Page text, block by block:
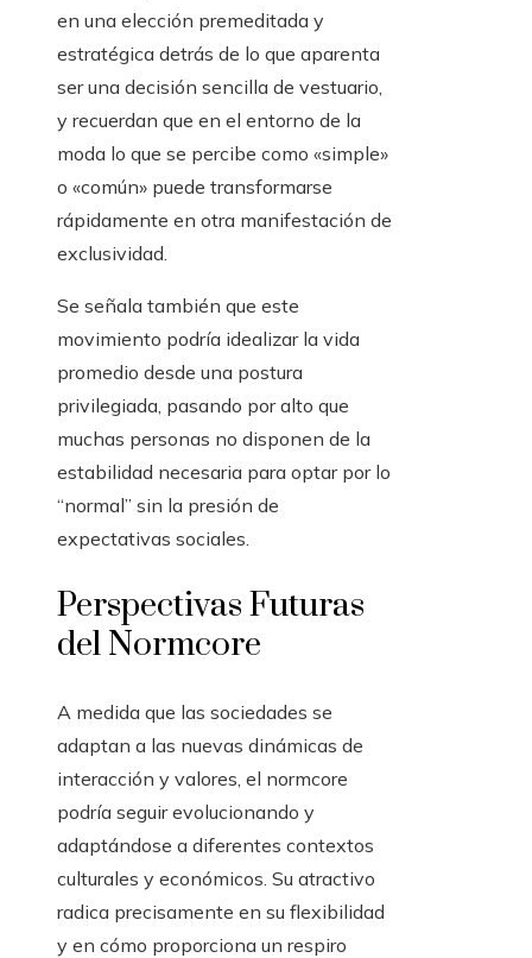
en una elección premeditada y
estratégica detrás de lo que aparenta
ser una decisión sencilla de vestuario,
y recuerdan que en el entorno de la
moda lo que se percibe como «simple»
o «común» puede transformarse
rápidamente en otra manifestación de
exclusividad.
Se señala también que este
movimiento podría idealizar la vida
promedio desde una postura
privilegiada, pasando por alto que
muchas personas no disponen de la
estabilidad necesaria para optar por lo
“normal” sin la presión de
expectativas sociales.
Perspectivas Futuras
del Normcore
A medida que las sociedades se
adaptan a las nuevas dinámicas de
interacción y valores, el normcore
podría seguir evolucionando y
adaptándose a diferentes contextos
culturales y económicos. Su atractivo
radica precisamente en su flexibilidad
y en cómo proporciona un respiro